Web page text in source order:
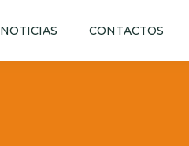
NOTICIAS CONTACTOS